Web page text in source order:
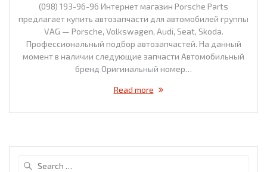
(098) 193-96-96 Интернет магазин Porsche Parts
предлагает купить автозапчасти для автомобилей группы
VAG — Porsche, Volkswagen, Audi, Seat, Skoda.
Профессиональный подбор автозапчастей. На данный
момент в наличии следующие запчасти Автомобильный
бренд Оригинальный номер…
Read more